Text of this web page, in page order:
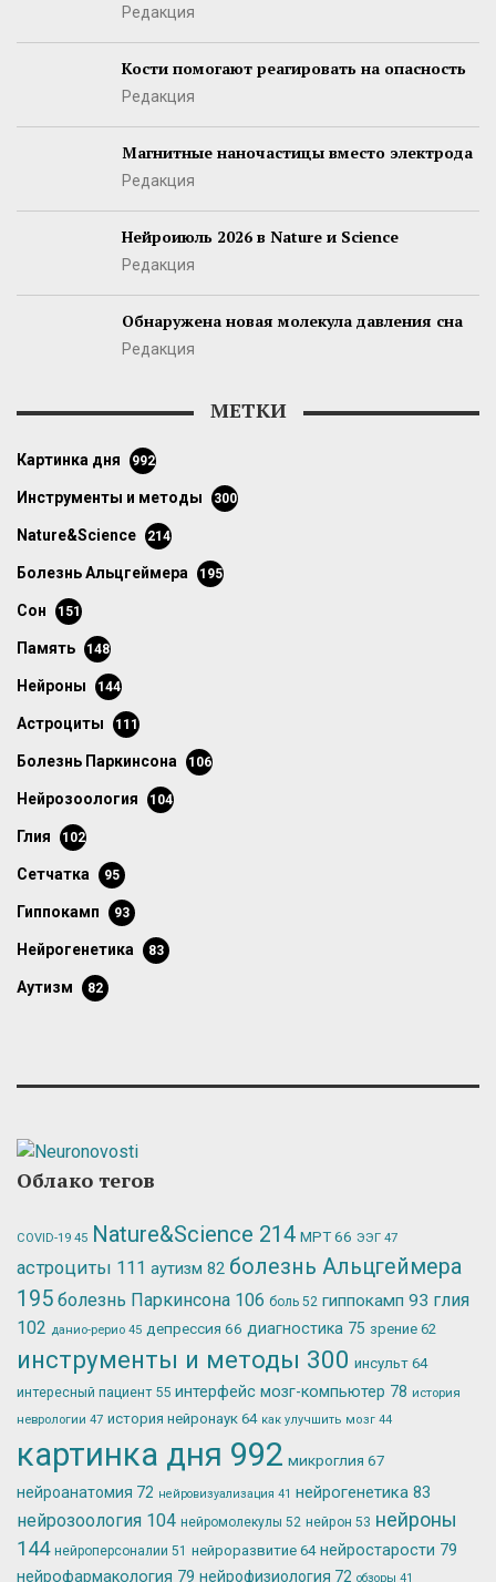
Редакция
Кости помогают реагировать на опасность
Редакция
Магнитные наночастицы вместо электрода
Редакция
Нейроиюль 2026 в Nature и Science
Редакция
Обнаружена новая молекула давления сна
Редакция
МЕТКИ
картинка дня 992
инструменты и методы 300
Nature&Science 214
болезнь Альцгеймера 195
сон 151
память 148
нейроны 144
астроциты 111
болезнь Паркинсона 106
нейрозоология 104
глия 102
сетчатка 95
гиппокамп 93
нейрогенетика 83
аутизм 82
Облако тегов
COVID-19 45 Nature&Science 214 МРТ66 ЭЭГ 47
астроциты 111 аутизм 82 болезнь Альцгеймера
195 болезнь Паркинсона 106 боль 52 гиппокамп 93 глия
102 данио-рерио 45 депрессия 66 диагностика 75 зрение 62
инструменты и методы 300 инсульт 64
интересный пациент 55 интерфейс мозг-компьютер 78 история
неврологии 47 история нейронаук 64 как улучшить мозг 44
картинка дня 992 микроглия 67
нейроанатомия 72 нейровизуализация 41 нейрогенетика 83
нейрозоология 104 нейромолекулы 52 нейрон 53 нейроны
144 нейроперсоналии 51 нейроразвитие 64 нейростарости 79
нейрофармакология 79 нейрофизиология 72 обзоры 41